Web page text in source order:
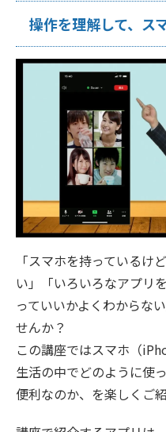
操作を理解して、ス
「スマホを持っているけ
い」「いろいろなアプリ
っていいかよくわからな
せんか？
この講座ではスマホ（
生活の中でどのように使
便利なのか、を楽しくご